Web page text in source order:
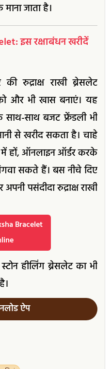
जाता है।
इस रक्षाबंधन खरीदें
रुद्राक्ष राखी ब्रेसलेट
और भी खास बनाएं। यह
साथ बजट फ्रेंडली भी
से खरीद सकता है। चाहे
हों, ऑनलाइन ऑर्डर करके
सकते हैं। बस नीचे दिए
पसंदीदा रुद्राक्ष राखी
Bracelet
हीलिंग ब्रेसलेट का भी
ऐप